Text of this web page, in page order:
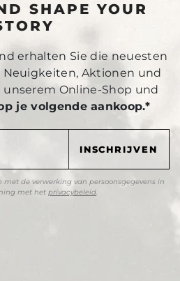
SHAPE YOUR
erhalten Sie die neuesten
Aktionen und
Online-Shop und
je volgende aankoop.*
de verwerking van persoonsgegevens in
met het privacybeleid.